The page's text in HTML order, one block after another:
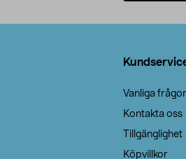
Vanliga frågor
Kontakta oss
Tillgänglighet
Köpvillkor